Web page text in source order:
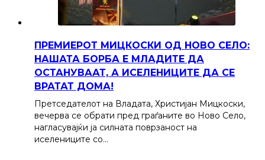
ПРЕМИЕРОТ МИЦКОСКИ ОД НОВО СЕЛО:
НАШАТА БОРБА Е МЛАДИТЕ ДА
ОСТАНУВААТ, А ИСЕЛЕНИЦИТЕ ДА СЕ
ВРАТАТ ДОМА!
Претседателот на Владата, Христијан Мицкоски,
вечерва се обрати пред граѓаните во Ново Село,
нагласувајќи ја силната поврзаност на
иселениците со…